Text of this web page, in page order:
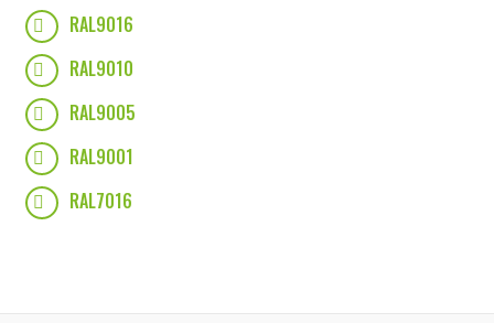
RAL9016
RAL9010
RAL9005
RAL9001
RAL7016